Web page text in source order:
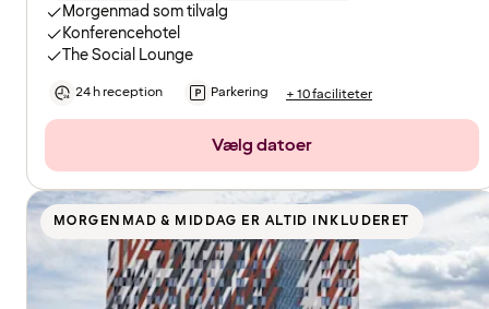
Morgenmad som tilvalg
Konferencehotel
The Social Lounge
24 h reception Parkering + 10 faciliteter
Vælg datoer
MORGENMAD & MIDDAG ER ALTID INKLUDERET